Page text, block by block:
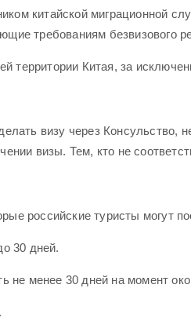
китайской миграционной
требованиям безвизового
территории Китая, за
визу через Консульство,
визы. Тем, кто не
российские туристы могут
30 дней.
не менее 30 дней на момент